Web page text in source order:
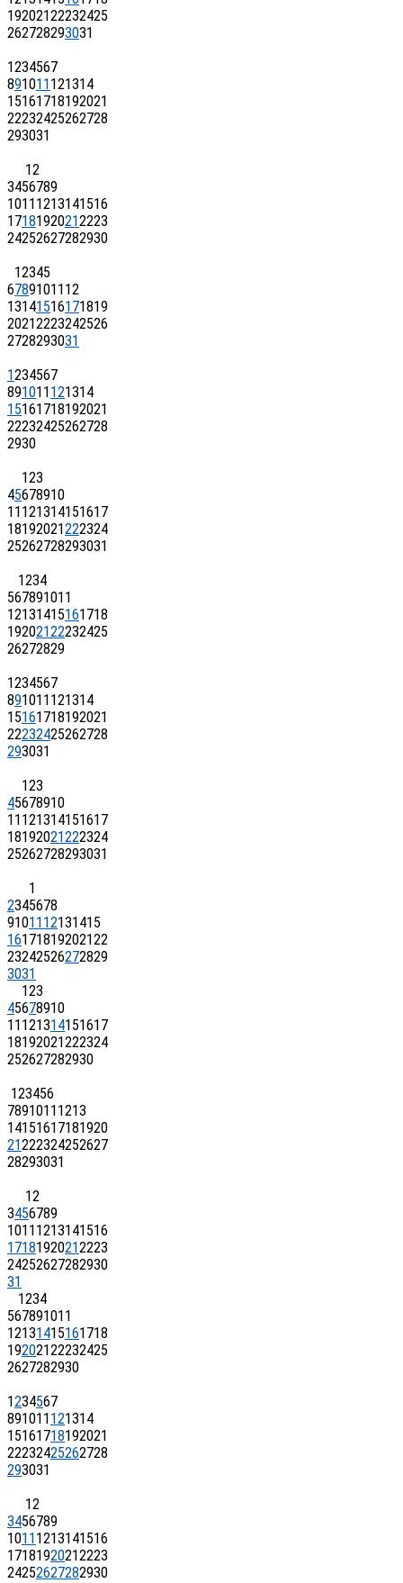
19202122232425
262728293031
1234567
891011 121314
15161718192021
22232425262728
293031
12
3456789
1011 1213141516
17181920212223
24252627282930
12345
67891011 12
13141516171819
20212223242526
2728293031
1234567
891011 121314
15161718192021
22232425262728
2930
123
45678910
11 121314151617
18192021222324
25262728293031
1234
567891011
12131415161718
19202122232425
26272829
1234567
891011 121314
15161718192021
22232425262728
293031
123
45678910
11 121314151617
18192021222324
25262728293031
1
2345678
91011 12131415
16171819202122
23242526272829
3031
123
45678910
11 121314151617
18192021222324
252627282930
123456
7891011 1213
14151617181920
21222324252627
28293031
12
3456789
1011 1213141516
17181920212223
24252627282930
31
1234
567891011
12131415161718
19202122232425
2627282930
1234567
891011 121314
15161718192021
22232425262728
293031
12
3456789
1011 1213141516
17181920212223
24252627282930